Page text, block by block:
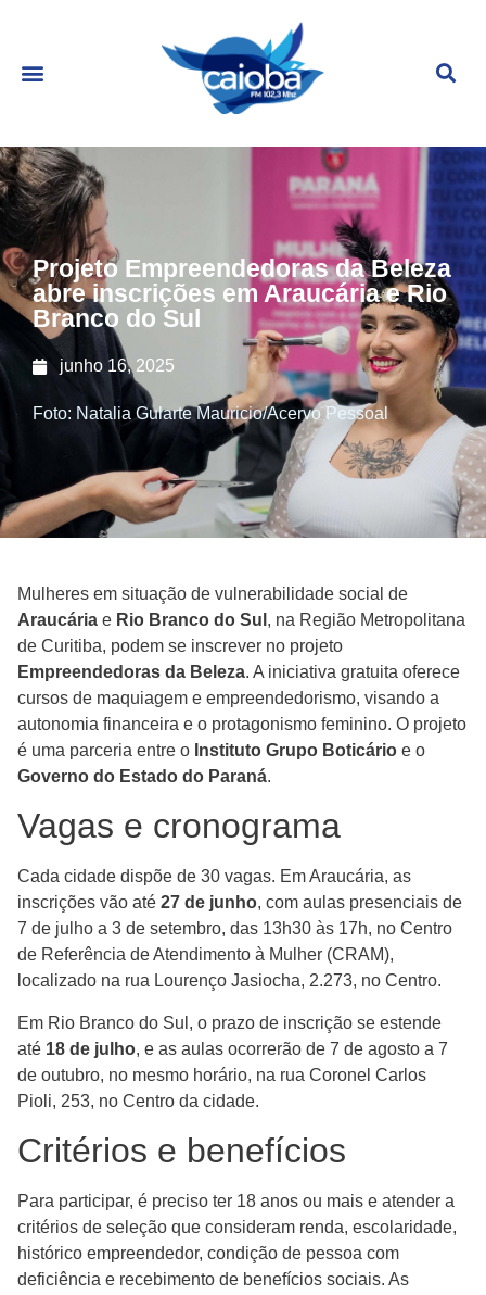
Projeto Empreendedoras da Beleza
abre inscrições em Araucária e Rio
Branco do Sul
junho 16, 2025
Foto: Natalia Gularte Mauricio/Acervo Pessoal
Mulheres em situação de vulnerabilidade social de
Araucária e Rio Branco do Sul , na Região Metropolitana
de Curitiba, podem se inscrever no projeto
Empreendedoras da Beleza. A iniciativa gratuita oferece
cursos de maquiagem e empreendedorismo, visando a
autonomia financeira e o protagonismo feminino. O projeto
é uma parceria entre o Instituto Grupo Boticário e o
Governo do Estado do Paraná.
Vagas e cronograma
Cada cidade dispõe de 30 vagas. Em Araucária, as
inscrições vão até 27 de junho, com aulas presenciais de
7 de julho a 3 de setembro, das 13h30 às 17h, no Centro
de Referência de Atendimento à Mulher (CRAM),
localizado na rua Lourenço Jasiocha, 2.273, no Centro.
Em Rio Branco do Sul, o prazo de inscrição se estende
até 18 de julho, e as aulas ocorrerão de 7 de agosto a 7
de outubro, no mesmo horário, na rua Coronel Carlos
Pioli, 253, no Centro da cidade.
Critérios e benefícios
Para participar, é preciso ter 18 anos ou mais e atender a
critérios de seleção que consideram renda, escolaridade,
histórico empreendedor, condição de pessoa com
deficiência e recebimento de benefícios sociais. As